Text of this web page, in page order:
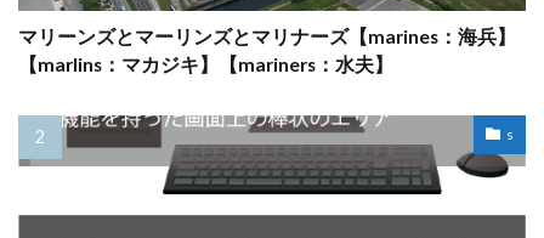
マリーンズとマーリンズとマリナーズ【marines：海兵】
【marlins：マカジキ】【mariners：水夫】
s